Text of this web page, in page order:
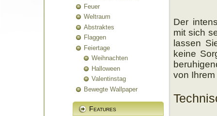
Feuer
Weltraum
Abstraktes
Flaggen
Feiertage
Weihnachten
Halloween
Valentinstag
Bewegte Wallpaper
Features
Der
mit sich
lassen
keine
von